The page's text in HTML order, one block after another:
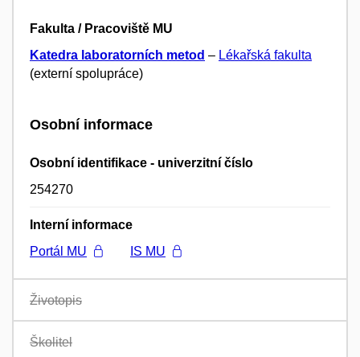
Fakulta / Pracoviště MU
Katedra laboratorních metod – Lékařská fakulta
(externí spolupráce)
Osobní informace
Osobní identifikace - univerzitní číslo
254270
Interní informace
Portál MU
IS MU
Životopis
Školitel